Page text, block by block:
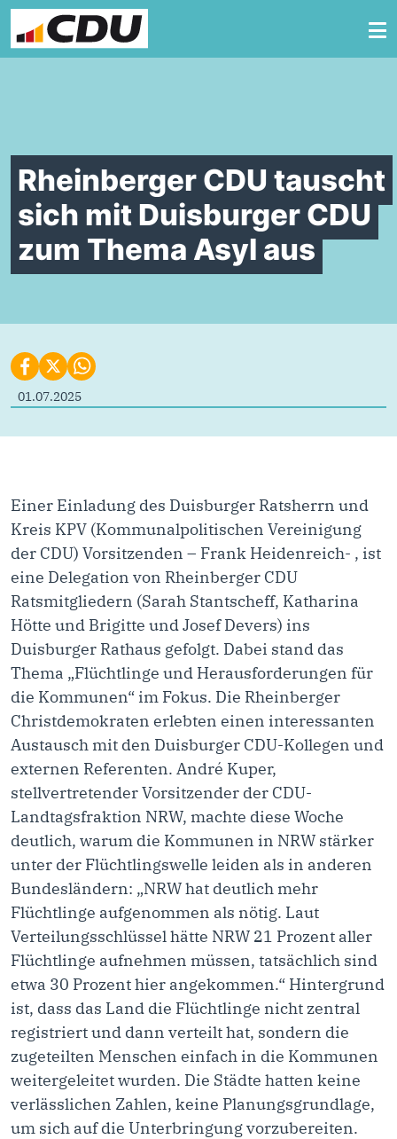
Zum Inhalt springen
Rheinberger CDU tauscht
sich mit Duisburger CDU
zum Thema Asyl aus
01.07.2025
Einer Einladung des Duisburger Ratsherrn und
Kreis KPV (Kommunalpolitischen Vereinigung
der CDU) Vorsitzenden – Frank Heidenreich- , ist
eine Delegation von Rheinberger CDU
Ratsmitgliedern (Sarah Stantscheff, Katharina
Hötte und Brigitte und Josef Devers) ins
Duisburger Rathaus gefolgt. Dabei stand das
Thema „Flüchtlinge und Herausforderungen für
die Kommunen“ im Fokus. Die Rheinberger
Christdemokraten erlebten einen interessanten
Austausch mit den Duisburger CDU-Kollegen und
externen Referenten. André Kuper,
stellvertretender Vorsitzender der CDU-
Landtagsfraktion NRW, machte diese Woche
deutlich, warum die Kommunen in NRW stärker
unter der Flüchtlingswelle leiden als in anderen
Bundesländern: „NRW hat deutlich mehr
Flüchtlinge aufgenommen als nötig. Laut
Verteilungsschlüssel hätte NRW 21 Prozent aller
Flüchtlinge aufnehmen müssen, tatsächlich sind
etwa 30 Prozent hier angekommen.“ Hintergrund
ist, dass das Land die Flüchtlinge nicht zentral
registriert und dann verteilt hat, sondern die
zugeteilten Menschen einfach in die Kommunen
weitergeleitet wurden. Die Städte hatten keine
verlässlichen Zahlen, keine Planungsgrundlage,
um sich auf die Unterbringung vorzubereiten.